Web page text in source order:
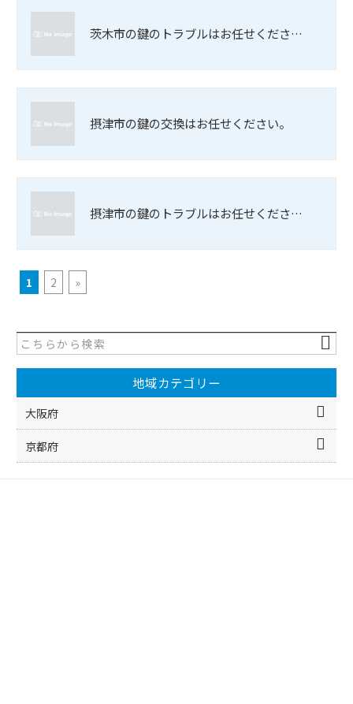
茨木市の鍵のトラブルはお任せくださ…
摂津市の鍵の交換はお任せください。
摂津市の鍵のトラブルはお任せくださ…
1 2 »
地域カテゴリー
大阪府
京都府